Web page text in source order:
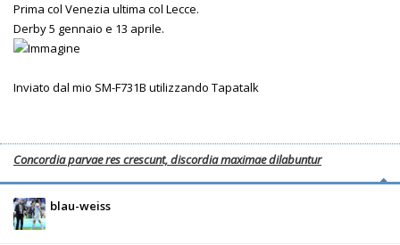
Prima col Venezia ultima col Lecce.
Derby 5 gennaio e 13 aprile.
Inviato dal mio SM-F731B utilizzando Tapatalk
Concordia parvae res crescunt, discordia maximae dilabuntur
blau-weiss